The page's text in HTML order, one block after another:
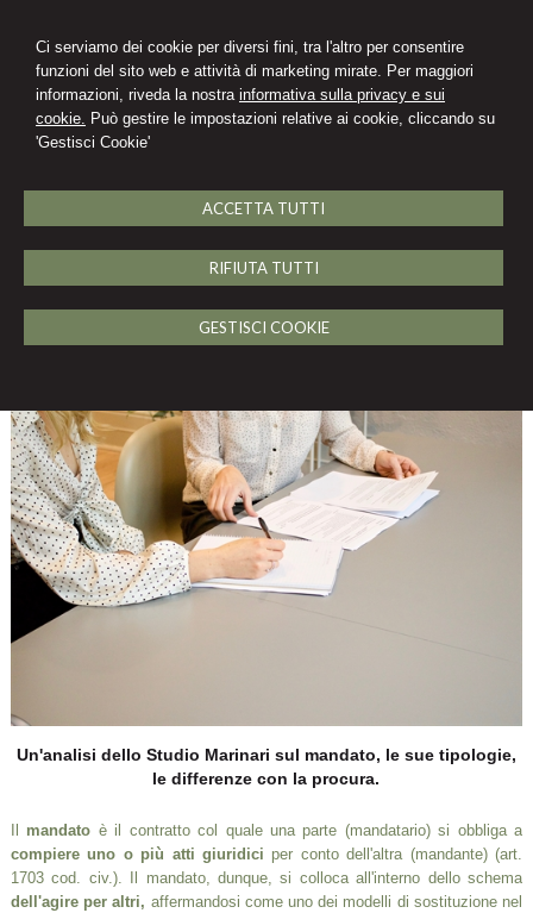
Ci serviamo dei cookie per diversi fini, tra l'altro per consentire
funzioni del sito web e attività di marketing mirate. Per maggiori
informazioni, riveda la nostra informativa sulla privacy e sui
cookie. Può gestire le impostazioni relative ai cookie, cliccando su
'Gestisci Cookie'
ACCETTA TUTTI
RIFIUTA TUTTI
GESTISCI COOKIE
Avv. Elisabetta Marinari
Il mandato e le differenze con la
procura
20 luglio 2022
Un'analisi dello Studio Marinari sul mandato, le sue tipologie,
le differenze con la procura.
mandato è il contratto col quale una parte (mandatario) si obbliga a
compiere uno o più atti giuridici per conto dell'altra (mandante) (art.
1703 cod. civ.). Il mandato, dunque, si colloca all'interno dello schema
dell'agire per altri, affermandosi come uno dei modelli di sostituzione nel